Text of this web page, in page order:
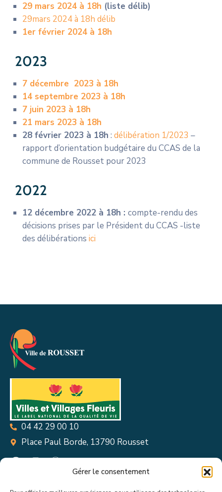
Gérer le consentement
29 mars 2024 à 18h (liste délib)
29mars 2024 à 18h délib
1er février 2024 à 18h
2023
7 décembre 2023 à 18h
14 septembre 2023 à 18h
7 juin 2023 à 18h
21 mars 2023 à 18h
28 février 2023 à 18h : délibération 1/2023 –
rapport d’orientation budgétaire du CCAS de la
commune de Rousset pour 2023
2022
12 décembre 2022 à 18h : compte-rendu des
décisions prises par le Président du CCAS -liste
des délibérations ici
04 42 29 00 10
Place Paul Borde, 13790 Rousset